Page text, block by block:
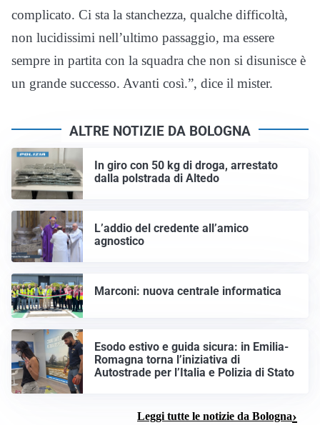
complicato. Ci sta la stanchezza, qualche difficoltà,
non lucidissimi nell’ultimo passaggio, ma essere
sempre in partita con la squadra che non si disunisce è
un grande successo. Avanti così.”, dice il mister.
ALTRE NOTIZIE DA BOLOGNA
In giro con 50 kg di droga, arrestato
dalla polstrada di Altedo
L’addio del credente all’amico
agnostico
Marconi: nuova centrale informatica
Esodo estivo e guida sicura: in Emilia-
Romagna torna l’iniziativa di
Autostrade per l’Italia e Polizia di Stato
Leggi tutte le notizie da Bologna